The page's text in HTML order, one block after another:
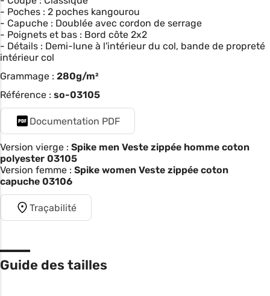
- Poches : 2 poches kangourou
- Capuche : Doublée avec cordon de serrage
- Poignets et bas : Bord côte 2x2
- Détails : Demi-lune à l'intérieur du col, bande de propreté
intérieur col
Grammage : 280g/m²
Référence : so-03105
Documentation PDF
Version vierge : Spike men Veste zippée homme coton
polyester 03105
Version femme : Spike women Veste zippée coton
capuche 03106
Traçabilité
Guide des tailles